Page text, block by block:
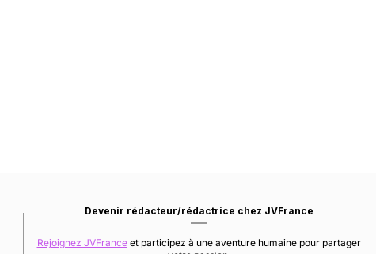
Devenir rédacteur/rédactrice chez JVFrance
Rejoignez JVFranceet participez à une aventure humaine pour partager